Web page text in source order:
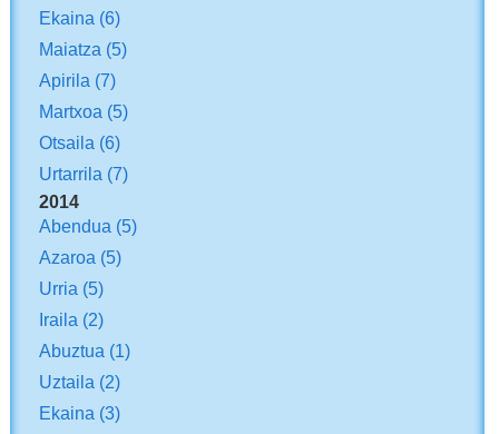
Ekaina (6)
Maiatza (5)
Apirila (7)
Martxoa (5)
Otsaila (6)
Urtarrila (7)
2014
Abendua (5)
Azaroa (5)
Urria (5)
Iraila (2)
Abuztua (1)
Uztaila (2)
Ekaina (3)